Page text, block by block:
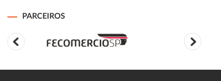
PARCEIROS